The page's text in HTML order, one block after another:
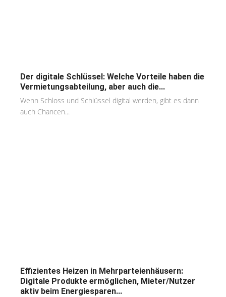
Der digitale Schlüssel: Welche Vorteile haben die
Vermietungsabteilung, aber auch die...
Wenn Schloss und Schlüssel digital werden, gibt es dann
auch Chancen...
Effizientes Heizen in Mehrparteienhäusern:
Digitale Produkte ermöglichen, Mieter/Nutzer
aktiv beim Energiesparen...